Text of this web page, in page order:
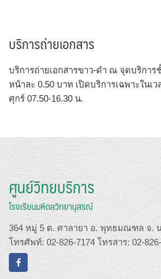
บริการถ่ายเอกสาร
บริการถ่ายเอกสารขาว-ดำ ณ จุดบริการ
หน้าละ 0.50 บาท เปิดบริการเฉพาะในเ
ศุกร์ 07.50-16.30 น.
ศูนย์วิทยบริการ
โรงเรียนมหิดลวิทยานุสรณ์
364 หมู่ 5 ต. ศาลายา อ. พุทธมณฑล จ.
โทรศัพท์: 02-826-7174 โทรสาร: 02-